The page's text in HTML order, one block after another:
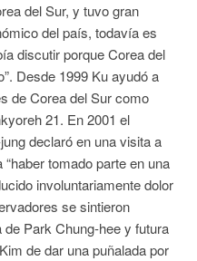
del Sur, y tuvo gran
del país, todavía es
discutir porque Corea del
Desde 1999 Ku ayudó a
de Corea del Sur como
21. En 2001 el
declaró en una visita a
tomado parte en una
involuntariamente dolor
se sintieron
Park Chung-hee y futura
de dar una puñalada por